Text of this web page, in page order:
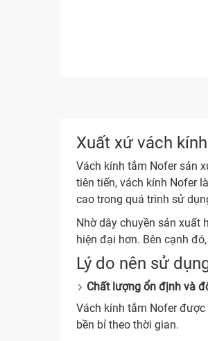
Xuất xứ vách
Vách kính tắm Nofer sản
tiên tiến, vách kính Nofer
cao trong quá trình sử
Nhờ dây chuyền sản xuất
hiện đại hơn. Bên cạnh
Lý do nên sử
Chất lượng ổn định và
Vách kính tắm Nofer
bền bỉ theo thời gian.